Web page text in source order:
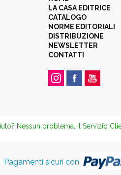
LA CASA EDITRICE
CATALOGO
NORME EDITORIALI
DISTRIBUZIONE
NEWSLETTER
CONTATTI
Nessun problema, il Servizio
Pagamenti sicuri con